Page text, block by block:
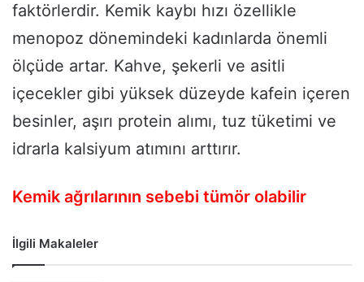
faktörlerdir. Kemik kaybı hızı özellikle
menopoz dönemindeki kadınlarda önemli
ölçüde artar. Kahve, şekerli ve asitli
içecekler gibi yüksek düzeyde kafein içeren
besinler, aşırı protein alımı, tuz tüketimi ve
idrarla kalsiyum atımını arttırır.
Kemik ağrılarının sebebi tümör olabilir
İlgili Makaleler